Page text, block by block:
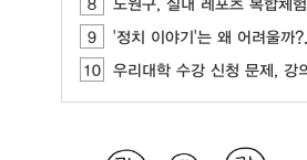
8 노원구, 실내 레포츠 복합체험시설 ‘
9 '정치 이야기'는 왜 어려울까?... 청년들이 느끼는 정
10 우리대학 수강 신청 문제, 강의평가 제도를